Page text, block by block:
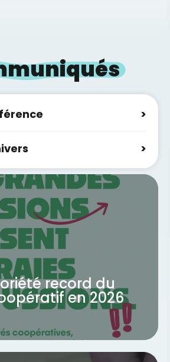
record du
en 2026